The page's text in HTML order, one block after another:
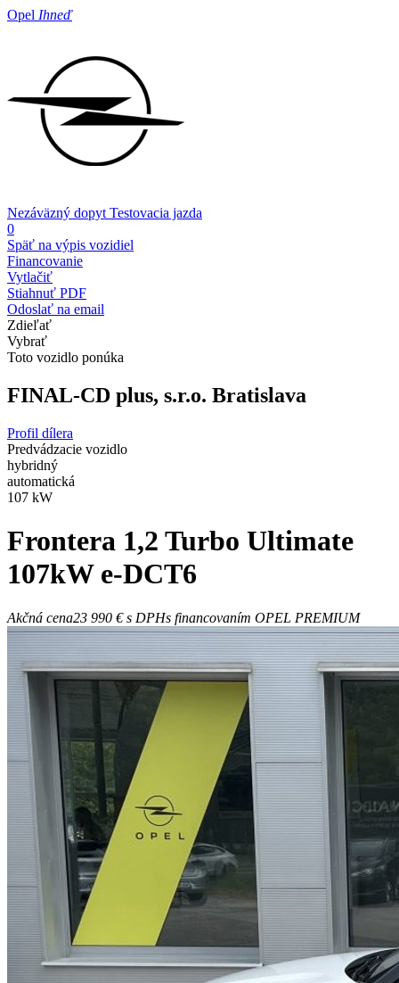
Opel Ihneď
Nezáväzný dopyt Testovacia jazda
0
Späť na výpis vozidiel
Financovanie
Vytlačiť
Stiahnuť PDF
Odoslať na email
Zdieľať
Vybrať
Toto vozidlo ponúka
FINAL-CD plus, s.r.o. Bratislava
Profil dílera
Predvádzacie vozidlo
hybridný
automatická
107 kW
Frontera 1,2 Turbo Ultimate
107kW e-DCT6
Akčná cena23 990 €s DPHs financovaním OPEL PREMIUM